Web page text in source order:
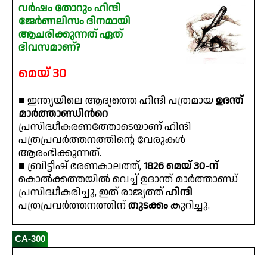
വർഷം തോറും ഹിന്ദി
ജേർണലിസം ദിനമായി
ആചരിക്കുന്നത് ഏത്
ദിവസമാണ്?
മെയ് 30
■ ഇന്ത്യയിലെ ആദ്യത്തെ ഹിന്ദി പത്രമായഉദന്ത്
മാർത്താണ്ഡിൻറെ
പ്രസിദ്ധീകരണത്തോടെയാണ് ഹിന്ദി
പത്രപ്രവർത്തനത്തിൻ്റെ വേരുകൾ
ആരംഭിക്കുന്നത്.
■ ബ്രിട്ടീഷ് ഭരണകാലത്ത്,1826 മെയ് 30-ന്
കൊൽക്കത്തയിൽ വെച്ച് ഉദാന്ത് മാർത്താണ്ഡ്
പ്രസിദ്ധീകരിച്ചു, ഇത് രാജ്യത്ത്ഹിന്ദി
പത്രപ്രവർത്തനത്തിന്തുടക്കംകുറിച്ചു.
CA-300